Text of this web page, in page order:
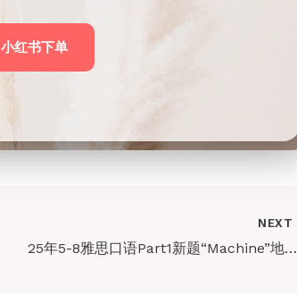
小红书下单
NEXT
25年5-8雅思口语Part1新题“Machine”地道素材 (内含音频跟读)